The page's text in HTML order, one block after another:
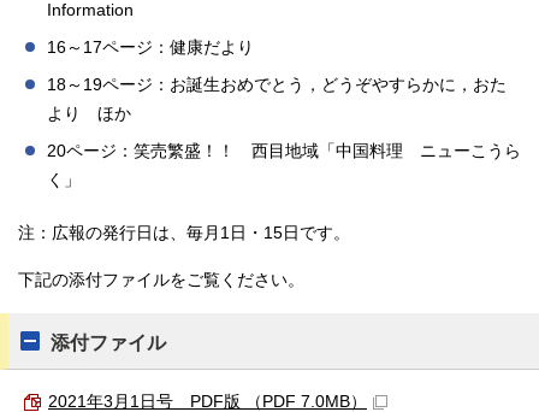
Information
16～17ページ：健康だより
18～19ページ：お誕生おめでとう，どうぞやすらかに，おた
より ほか
20ページ：笑売繁盛！！ 西目地域「中国料理 ニューこうら
く」
注：広報の発行日は、毎月1日・15日です。
下記の添付ファイルをご覧ください。
添付ファイル
2021年3月1日号 PDF版 （PDF 7.0MB）